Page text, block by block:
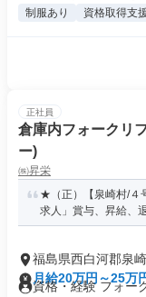
制服あり 資格取得支
正社員
倉庫内フォークリ
ー)
㈱昇栄
★（正）【泉崎村/４
求人」賞与、昇給、
福島県西白河郡泉
月給20万円～25万
資格・経験 フォー